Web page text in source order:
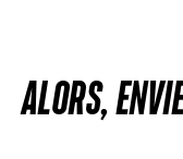
ALORS,